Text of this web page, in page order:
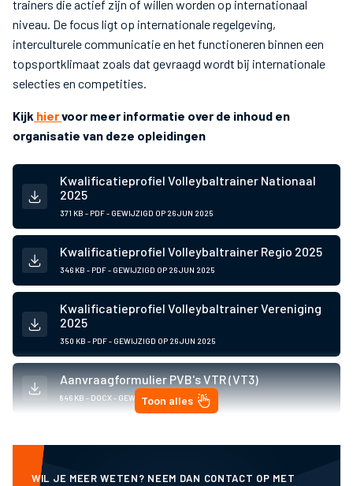
trainers die actief zijn of willen worden op internationaal
niveau. De focus ligt op internationale regelgeving,
interculturele communicatie en het functioneren binnen een
topsportklimaat zoals dat gevraagd wordt bij internationale
selecties en competities.
Kijk hiervoor meer informatie over de inhoud en
organisatie van deze opleidingen
Kwalificatieprofiel Volleybaltrainer Nationaal
2025
371 KB - PDF - GEWIJZIGD OP 26 JUN 2025
Kwalificatieprofiel Volleybaltrainer Regio 2025
346 KB - PDF - GEWIJZIGD OP 26 JUN 2025
Kwalificatieprofiel Volleybaltrainer Vereniging
2025
350 KB - PDF - GEWIJZIGD OP 26 JUN 2025
Aanvraagformulier PVB's VTR (VT3)
846 KB - DOCX - GEWIJZIGD OP6 NOV 2025
Toon alles
WIL JE MEER WETEN? NEEM DAN CONTACT OP MET